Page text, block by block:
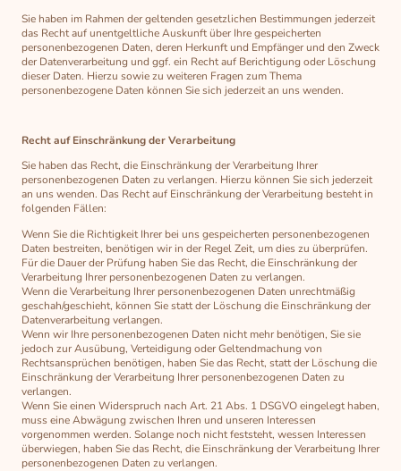
Sie haben im Rahmen der geltenden gesetzlichen Bestimmungen jederzeit
das Recht auf unentgeltliche Auskunft über Ihre gespeicherten
personenbezogenen Daten, deren Herkunft und Empfänger und den Zweck
der Datenverarbeitung und ggf. ein Recht auf Berichtigung oder Löschung
dieser Daten. Hierzu sowie zu weiteren Fragen zum Thema
personenbezogene Daten können Sie sich jederzeit an uns wenden.
Recht auf Einschränkung der Verarbeitung
Sie haben das Recht, die Einschränkung der Verarbeitung Ihrer
personenbezogenen Daten zu verlangen. Hierzu können Sie sich jederzeit
an uns wenden. Das Recht auf Einschränkung der Verarbeitung besteht in
folgenden Fällen:
Wenn Sie die Richtigkeit Ihrer bei uns gespeicherten personenbezogenen
Daten bestreiten, benötigen wir in der Regel Zeit, um dies zu überprüfen.
Für die Dauer der Prüfung haben Sie das Recht, die Einschränkung der
Verarbeitung Ihrer personenbezogenen Daten zu verlangen.
Wenn die Verarbeitung Ihrer personenbezogenen Daten unrechtmäßig
geschah/geschieht, können Sie statt der Löschung die Einschränkung der
Datenverarbeitung verlangen.
Wenn wir Ihre personenbezogenen Daten nicht mehr benötigen, Sie sie
jedoch zur Ausübung, Verteidigung oder Geltendmachung von
Rechtsansprüchen benötigen, haben Sie das Recht, statt der Löschung die
Einschränkung der Verarbeitung Ihrer personenbezogenen Daten zu
verlangen.
Wenn Sie einen Widerspruch nach Art. 21 Abs. 1 DSGVO eingelegt haben,
muss eine Abwägung zwischen Ihren und unseren Interessen
vorgenommen werden. Solange noch nicht feststeht, wessen Interessen
überwiegen, haben Sie das Recht, die Einschränkung der Verarbeitung Ihrer
personenbezogenen Daten zu verlangen.